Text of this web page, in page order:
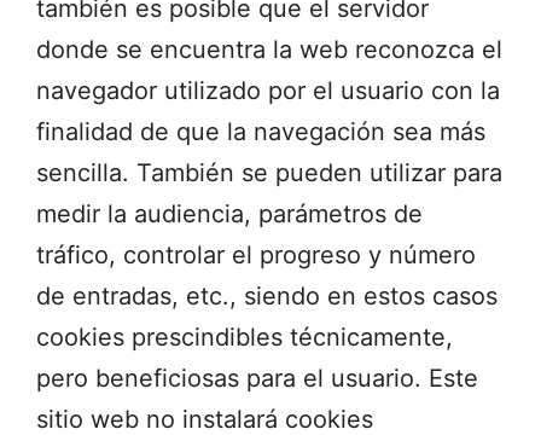
también es posible que el servidor
donde se encuentra la web reconozca el
navegador utilizado por el usuario con la
finalidad de que la navegación sea más
sencilla. También se pueden utilizar para
medir la audiencia, parámetros de
tráfico, controlar el progreso y número
de entradas, etc., siendo en estos casos
cookies prescindibles técnicamente,
pero beneficiosas para el usuario. Este
sitio web no instalará cookies